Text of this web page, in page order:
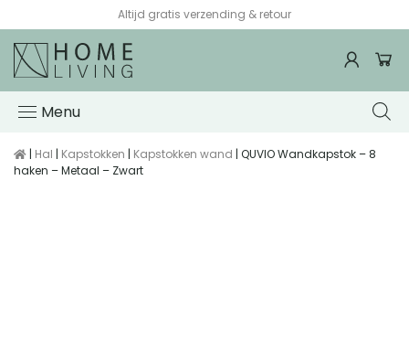
Altijd gratis verzending & retour
Menu
| Hal | Kapstokken | Kapstokken wand | QUVIO Wandkapstok – 8
haken – Metaal – Zwart